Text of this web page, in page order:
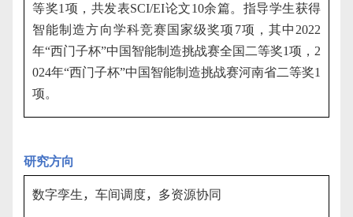
等奖1 项，共发表SCI/EI论文10余篇。指导学生获得
智能制造方向学科竞赛国家级奖项 7项，其中 2022
年“西门子杯”中国智能制造挑战赛全国二等奖1项， 2
024年“西门子杯”中国智能制造挑战赛河南省二等奖1
项。
研究方向
数字孪生， 车间调度， 多资源协同